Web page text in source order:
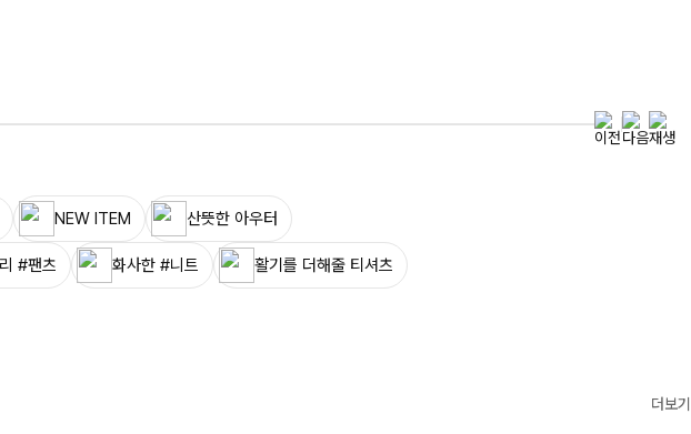
NEW ITEM 산뜻한 아우터
#팬츠 화사한 #니트 활기를 더해줄 티셔츠
더보기